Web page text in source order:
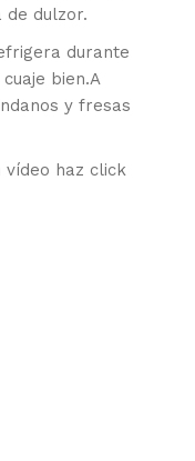
de dulzor.
durante
bien.A
y fresas
vídeo haz click